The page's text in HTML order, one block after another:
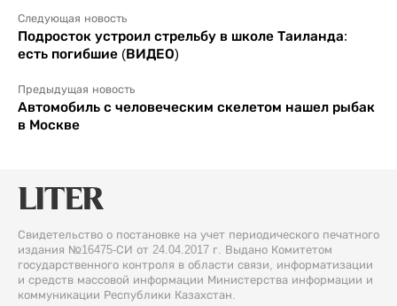
Следующая новость
Подросток устроил стрельбу в школе Таиланда:
есть погибшие (ВИДЕО)
Предыдущая новость
Автомобиль с человеческим скелетом нашел рыбак
в Москве
Свидетельство о постановке на учет периодического печатного
издания №16475-СИ от 24.04.2017 г. Выдано Комитетом
государственного контроля в области связи, информатизации
и средств массовой информации Министерства информации и
коммуникации Республики Казахстан.